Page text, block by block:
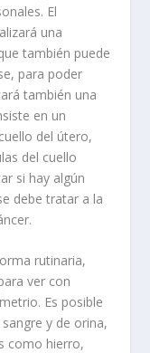
El
una
también puede
para poder
también una
en un
del útero,
del cuello
si hay algún
debe tratar a la
rutinaria,
ver con
Es posible
y de orina,
como hierro,